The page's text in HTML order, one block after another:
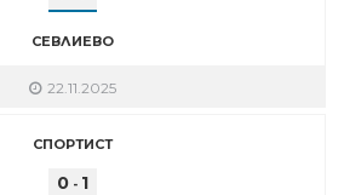
СЕВЛИЕВО
22.11.2025
СПОРТИСТ
0 - 1